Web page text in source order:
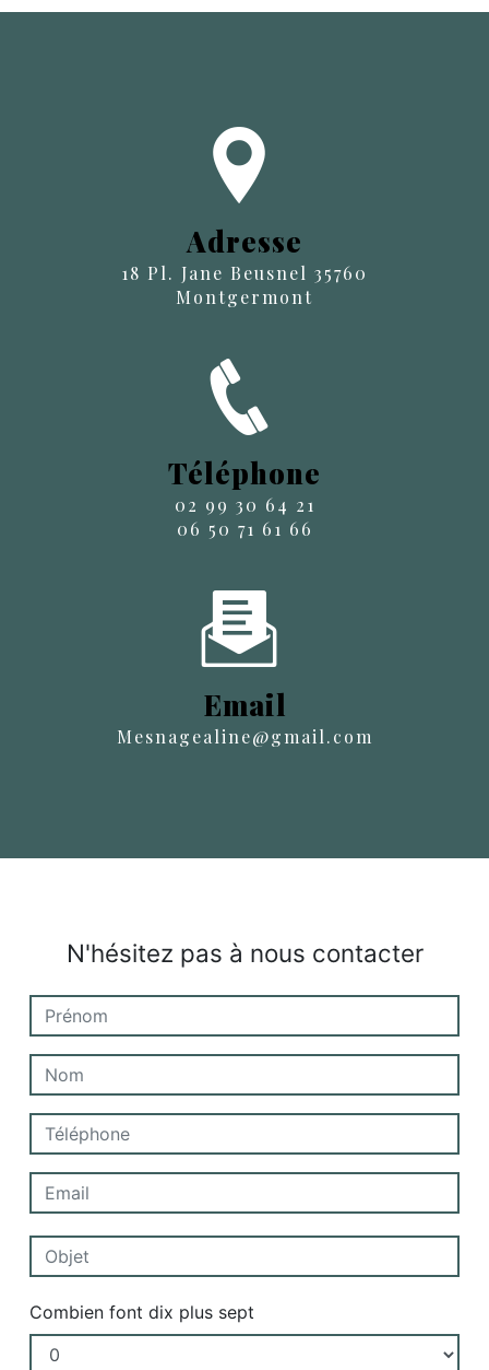
Adresse
18 Pl. Jane Beusnel 35760
Montgermont
Téléphone
02 99 30 64 21
06 50 71 61 66
Email
mesnagealine@gmail.com
N'hésitez pas à nous contacter
Combien font dix plus sept